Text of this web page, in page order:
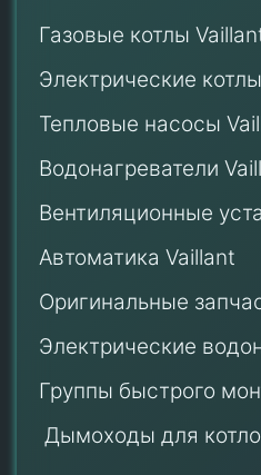
Газовые котлы
Электрические
Тепловые насосы
Водонагреватели
Вентиляционные
Автоматика Vaillant
Оригинальные
Электрические
Группы быстрого
Дымоходы для